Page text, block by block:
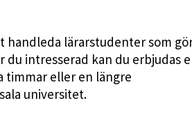
lärarstudenter som
intresserad kan du erbjudas
eller en längre
universitet.